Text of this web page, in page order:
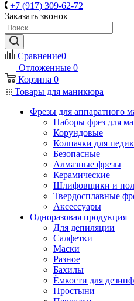
+7 (917) 309-62-72
Заказать звонок
Сравнение0
Отложенные 0
Корзина 0
Товары для маникюра
Фрезы для аппаратного
Наборы фрез для
Корундовые
Колпачки для
Безопасные
Алмазные фрезы
Керамические
Шлифовщики и
Твердосплавные
Аксессуары
Одноразовая продукция
Для депиляции
Салфетки
Маски
Разное
Бахилы
Ёмкости для
Простыни